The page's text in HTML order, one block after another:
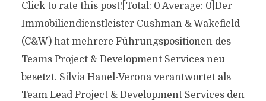
Click to rate this post![Total: 0 Average: 0]Der
Immobiliendienstleister Cushman & Wakefield
(C&W) hat mehrere Führungspositionen des
Teams Project & Development Services neu
besetzt. Silvia Hanel-Verona verantwortet als
Team Lead Project & Development Services den